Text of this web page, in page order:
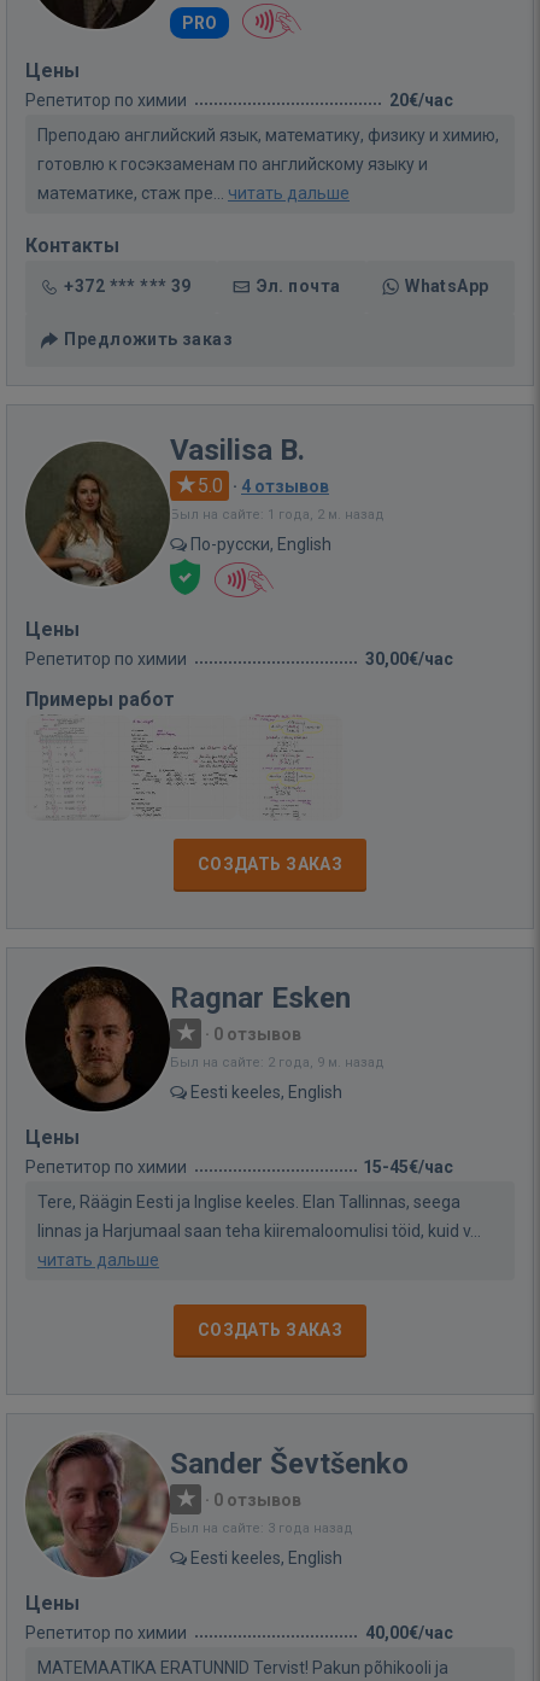
PRO
Цены
Репетитор по химии
20€/час
Преподаю английский язык, математику, физику и химию,
готовлю к госэкзаменам по английскому языку и
математике, стаж пре... читать дальше
Контакты
+372 *** *** 39 Эл. почта WhatsApp
Предложить заказ
Vasilisa B.
5.0 · 4 отзывов
Был на сайте: 1 года, 2 м. назад
По-русски, English
Цены
Репетитор по химии 30,00€/час
Примеры работ
СОЗДАТЬ ЗАКАЗ
Ragnar Esken
· 0 отзывов
Был на сайте: 2 года, 9 м. назад
Eesti keeles, English
Цены
Репетитор по химии
15-45€/час
Tere, Räägin Eesti ja Inglise keeles. Elan Tallinnas, seega
linnas ja Harjumaal saan teha kiiremaloomulisi töid, kuid v...
читать дальше
СОЗДАТЬ ЗАКАЗ
Sander Ševtšenko
· 0 отзывов
Был на сайте: 3 года назад
Eesti keeles, English
Цены
Репетитор по химии
40,00€/час
MATEMAATIKA ERATUNNID Tervist! Pakun põhikooli ja